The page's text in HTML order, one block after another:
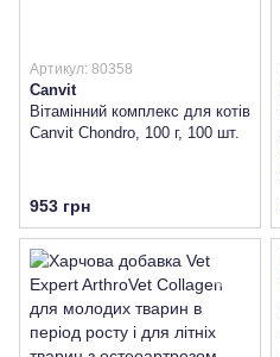
Артикул: 80358
Canvit
Вітамінний комплекс для котів
Canvit Chondro, 100 г, 100 шт.
953 грн